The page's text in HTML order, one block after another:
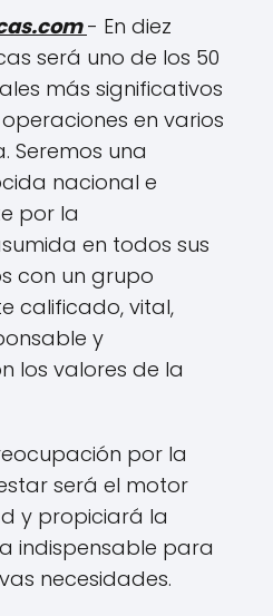
- En diez
será uno de los 50
más significativos
en varios
Seremos una
nacional e
por la
en todos sus
con un grupo
calificado, vital,
y
los valores de la
por la
será el motor
y propiciará la
indispensable para
necesidades.